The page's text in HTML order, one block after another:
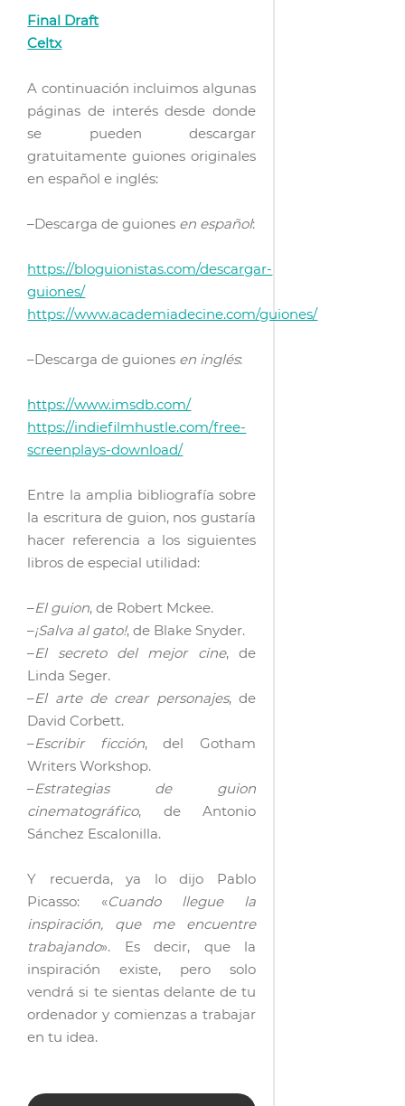
Final Draft
Celtx
A continuación incluimos algunas
páginas de interés desde donde
se pueden descargar
gratuitamente guiones originales
en español e inglés:
–Descarga de guiones en español:
https://bloguionistas.com/descargar-
guiones/
https://www.academiadecine.com/guiones/
–Descarga de guiones en inglés:
https://www.imsdb.com/
https://indiefilmhustle.com/free-
screenplays-download/
Entre la amplia bibliografía sobre
la escritura de guion, nos gustaría
hacer referencia a los siguientes
libros de especial utilidad:
–El guion, de Robert Mckee.
–¡Salva al gato!, de Blake Snyder.
–El secreto del mejor cine, de
Linda Seger.
–El arte de crear personajes, de
David Corbett.
–Escribir ficción, del Gotham
Writers Workshop.
–Estrategias de guion
cinematográfico, de Antonio
Sánchez Escalonilla.
Y recuerda, ya lo dijo Pablo
Picasso: «Cuando llegue la
inspiración, que me encuentre
trabajando». Es decir, que la
inspiración existe, pero solo
vendrá si te sientas delante de tu
ordenador y comienzas a trabajar
en tu idea.